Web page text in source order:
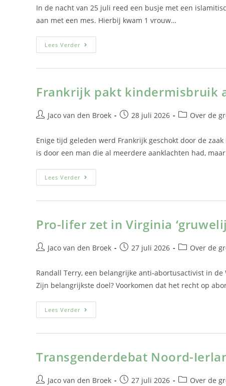
In de nacht van 25 juli reed een busje met een
aan met een mes. Hierbij kwam 1 vrouw…
Lees Verder
Frankrijk pakt kindermisbruik
Jaco van den Broek 28 juli 2026 Over de
Enige tijd geleden werd Frankrijk geschokt door de
is door een man die al meerdere aanklachten had,
Lees Verder
Pro-lifer zet in Virginia
Jaco van den Broek 27 juli 2026 Over de
Randall Terry, een belangrijke anti-abortusactivist in
Zijn belangrijkste doel? Voorkomen dat het recht op
Lees Verder
Transgenderdebat Noord-
Jaco van den Broek 27 juli 2026 Over de